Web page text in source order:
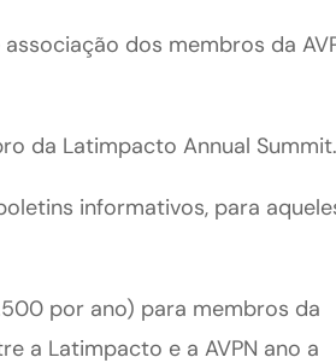
dos membros da
da Latimpacto Annual Summit.
informativos, para
por ano) para membros da
a Latimpacto e a AVPN ano a